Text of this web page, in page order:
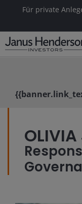
Für private
OLIVIA